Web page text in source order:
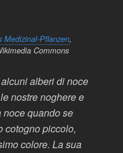
Medizinal-Pflanzen,
Commons
alberi di noce
nostre noghere e
quando se
cotogno piccolo,
colore. La sua